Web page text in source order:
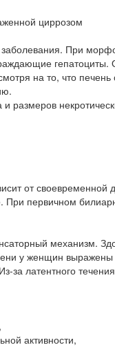
циррозом
При
на то, что печень
размеров
от своевременной
При первичном
механизм.
у женщин
за латентного
активности,